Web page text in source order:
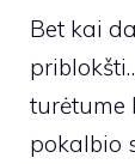
Bet kai
turėtume
pokalbio